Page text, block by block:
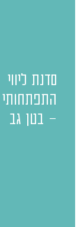
סדנת ליווי
התפתחותי
- בטן גב